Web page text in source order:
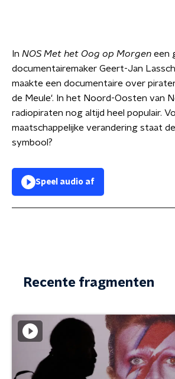
In NOS Met het Oog op Morgen een
documentairemaker Geert-Jan
maakte een documentaire over
de Meule'. In het Noord-Oosten van
radiopiraten nog altijd heel populair.
maatschappelijke verandering staat
symbool?
Speel audio af
Recente fragmenten